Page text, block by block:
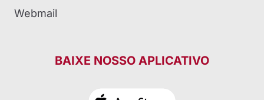
Webmail
BAIXE NOSSO APLICATIVO